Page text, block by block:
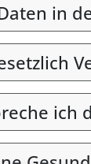
in
ich